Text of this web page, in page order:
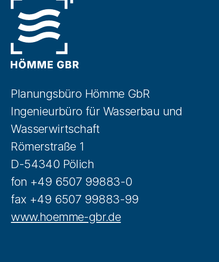
Planungsbüro Hömme GbR
Ingenieurbüro für Wasserbau und
Wasserwirtschaft
Römerstraße 1
D-54340 Pölich
fon +49 6507 99883-0
fax +49 6507 99883-99
www.hoemme-gbr.de